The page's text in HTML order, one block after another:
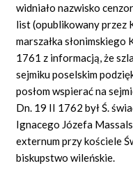
widniało nazwisko
list (opublikowany przez
marszałka słonimskiego
1761 z informacją, że
sejmiku poselskim
posłom wspierać na
Dn. 19 II 1762 był Ś.
Ignacego Józefa
externum przy kościele
biskupstwo wileńskie.